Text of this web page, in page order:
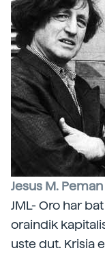
Jesus M. Peman
JML- Oro har
oraindik
uste dut. Krisia